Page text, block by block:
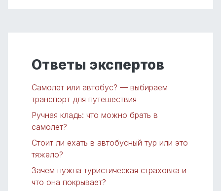
Ответы экспертов
Самолет или автобус? — выбираем
транспорт для путешествия
Ручная кладь: что можно брать в
самолет?
Стоит ли ехать в автобусный тур или это
тяжело?
Зачем нужна туристическая страховка и
что она покрывает?